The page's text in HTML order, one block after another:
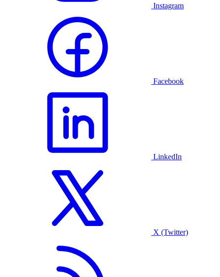
Instagram
Facebook
LinkedIn
X (Twitter)